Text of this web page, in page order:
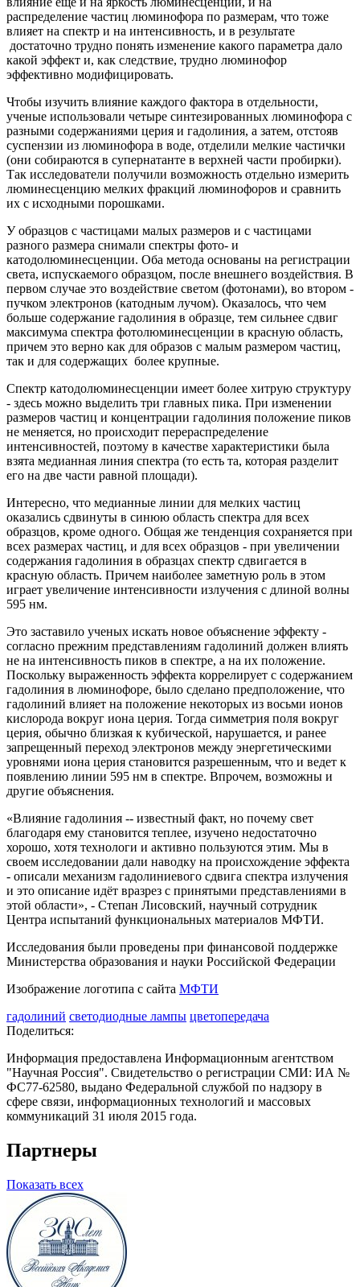
распределение частиц люминофора по размерам, что тоже
влияет на спектр и на интенсивность, и в результате
достаточно трудно понять изменение какого параметра дало
какой эффект и, как следствие, трудно люминофор
эффективно модифицировать.
Чтобы изучить влияние каждого фактора в отдельности,
ученые использовали четыре синтезированных люминофора с
разными содержаниями церия и гадолиния, а затем, отстояв
суспензии из люминофора в воде, отделили мелкие частички
(они собираются в супернатанте в верхней части пробирки).
Так исследователи получили возможность отдельно измерить
люминесценцию мелких фракций люминофоров и сравнить
их с исходными порошками.
У образцов с частицами малых размеров и с частицами
разного размера снимали спектры фото- и
катодолюминесценции. Оба метода основаны на регистрации
света, испускаемого образцом, после внешнего воздействия. В
первом случае это воздействие светом (фотонами), во втором -
пучком электронов (катодным лучом). Оказалось, что чем
больше содержание гадолиния в образце, тем сильнее сдвиг
максимума спектра фотолюминесценции в красную область,
причем это верно как для образов с малым размером частиц,
так и для содержащих более крупные.
Спектр катодолюминесценции имеет более хитрую структуру
- здесь можно выделить три главных пика. При изменении
размеров частиц и концентрации гадолиния положение пиков
не меняется, но происходит перераспределение
интенсивностей, поэтому в качестве характеристики была
взята медианная линия спектра (то есть та, которая разделит
его на две части равной площади).
Интересно, что медианные линии для мелких частиц
оказались сдвинуты в синюю область спектра для всех
образцов, кроме одного. Общая же тенденция сохраняется при
всех размерах частиц, и для всех образцов - при увеличении
содержания гадолиния в образцах спектр сдвигается в
красную область. Причем наиболее заметную роль в этом
играет увеличение интенсивности излучения с длиной волны
595 нм.
Это заставило ученых искать новое объяснение эффекту -
согласно прежним представлениям гадолиний должен влиять
не на интенсивность пиков в спектре, а на их положение.
Поскольку выраженность эффекта коррелирует с содержанием
гадолиния в люминофоре, было сделано предположение, что
гадолиний влияет на положение некоторых из восьми ионов
кислорода вокруг иона церия. Тогда симметрия поля вокруг
церия, обычно близкая к кубической, нарушается, и ранее
запрещенный переход электронов между энергетическими
уровнями иона церия становится разрешенным, что и ведет к
появлению линии 595 нм в спектре. Впрочем, возможны и
другие объяснения.
«Влияние гадолиния -- известный факт, но почему свет
благодаря ему становится теплее, изучено недостаточно
хорошо, хотя технологи и активно пользуются этим. Мы в
своем исследовании дали наводку на происхождение эффекта
- описали механизм гадолиниевого сдвига спектра излучения
и это описание идёт вразрез с принятыми представлениями в
этой области», - Степан Лисовский, научный сотрудник
Центра испытаний функциональных материалов МФТИ.
Исследования были проведены при финансовой поддержке
Министерства образования и науки Российской Федерации
Изображение логотипа с сайта МФТИ
гадолиний светодиодные лампы цветопередача
Поделиться:
Информация предоставлена Информационным агентством
"Научная Россия". Свидетельство о регистрации СМИ: ИА №
ФС77-62580, выдано Федеральной службой по надзору в
сфере связи, информационных технологий и массовых
коммуникаций 31 июля 2015 года.
Партнеры
Показать всех